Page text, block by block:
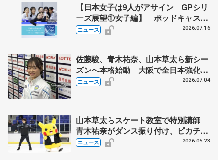
【日本女子は9人がアサイン GPシリ
ーズ展望①女子編】 ポッドキャスト
#72を配信
ニュース 2026.07.16
佐藤駿、青木祐奈、山本草太ら新シー
ズンへ本格始動 大阪で全日本強化合
宿 シニアデビューの島田麻央らも
ニュース 2026.07.04
山本草太らスケート教室で特別講師
青木祐奈がダンス振り付け、ピカチュ
ウと共演
ニュース 2026.05.23